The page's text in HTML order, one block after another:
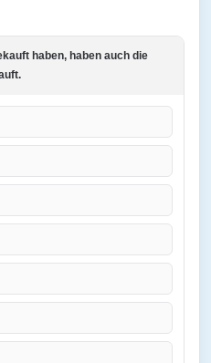
haben, haben auch die